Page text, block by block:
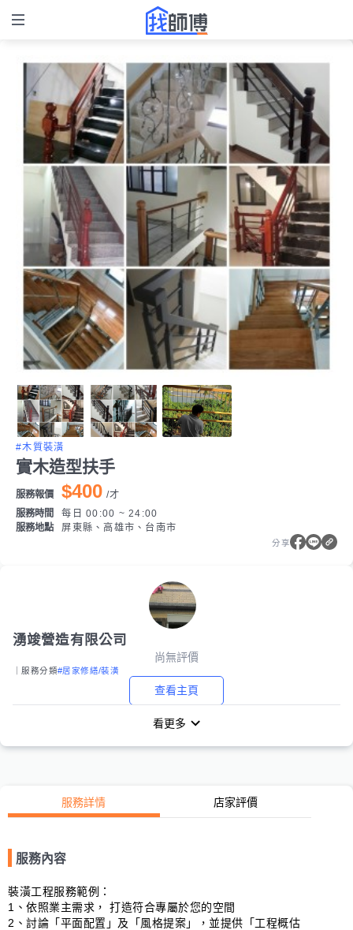
#木質裝潢
實木造型扶手
服務報價 $400 /才
服務時間
每日 00:00 ~ 24:00
服務地點
屏東縣、高雄市、台南市
分享
湧竣營造有限公司
尚無評價
｜服務分類#居家修繕/裝潢
查看主頁
看更多
服務詳情 店家評價
服務內容
裝潢工程服務範例：
1、依照業主需求， 打造符合專屬於您的空間
2、討論「平面配置」及「風格提案」，並提供「工程概估